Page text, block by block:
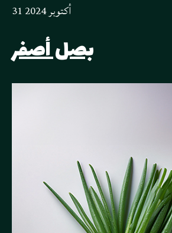
31 أكتوبر 2024
بصل أصفر